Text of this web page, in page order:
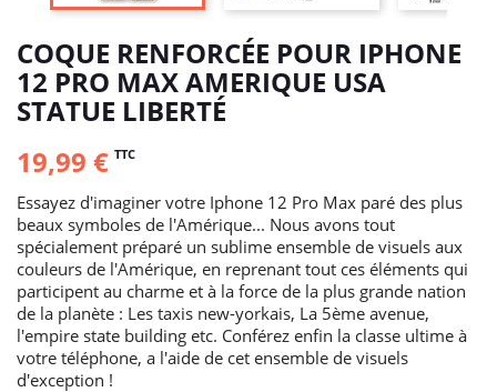
COQUE RENFORCÉE POUR IPHONE
12 PRO MAX AMERIQUE USA
STATUE LIBERTÉ
19,99 € TTC
Essayez d'imaginer votre Iphone 12 Pro Max paré des plus
beaux symboles de l'Amérique... Nous avons tout
spécialement préparé un sublime ensemble de visuels aux
couleurs de l'Amérique, en reprenant tout ces éléments qui
participent au charme et à la force de la plus grande nation
de la planète : Les taxis new-yorkais, La 5ème avenue,
l'empire state building etc. Conférez enfin la classe ultime à
votre téléphone, a l'aide de cet ensemble de visuels
d'exception !